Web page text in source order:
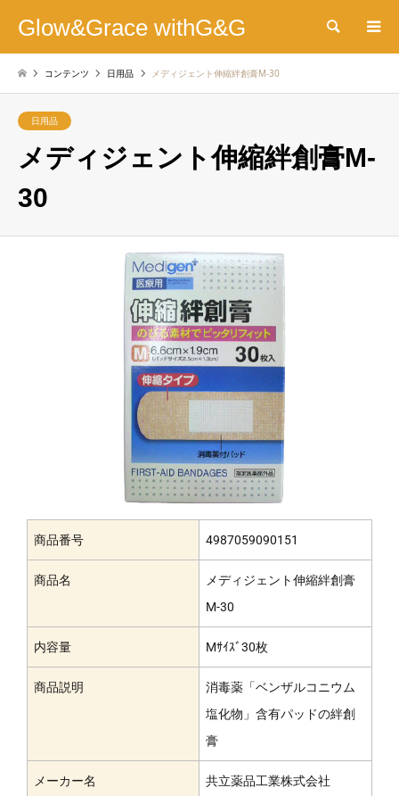
Glow&Grace withG&G 検索
コンテンツ 日用品 メディジェント伸縮絆創膏M-30
日用品
メディジェント伸縮絆創膏M-
30
商品番号 4987059090151
商品名
メディジェント伸縮絆創膏
M-30
内容量 Mｻｲｽﾞ30枚
商品説明
消毒薬「ベンザルコニウム
塩化物」含有パッドの絆創
膏
メーカー名 共立薬品工業株式会社